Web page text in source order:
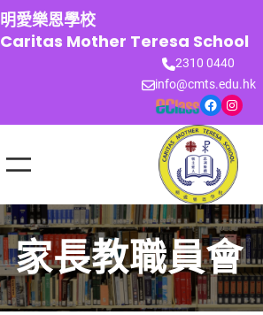
跳
至
主
明愛樂恩學校
Caritas Mother Teresa School
2310 0440
info@cmts.edu.hk
Facebook Instagram
家長教職員會